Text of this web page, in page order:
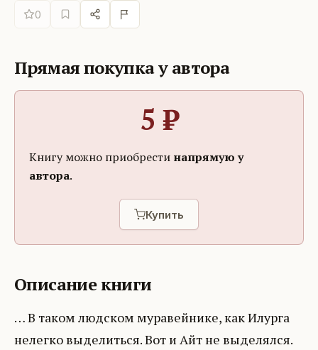
0
Прямая покупка у автора
5 ₽
Книгу можно приобрести напрямую у
автора.
Купить
Описание книги
… В таком людском муравейнике, как Илурга
нелегко выделиться. Вот и Айт не выделялся.